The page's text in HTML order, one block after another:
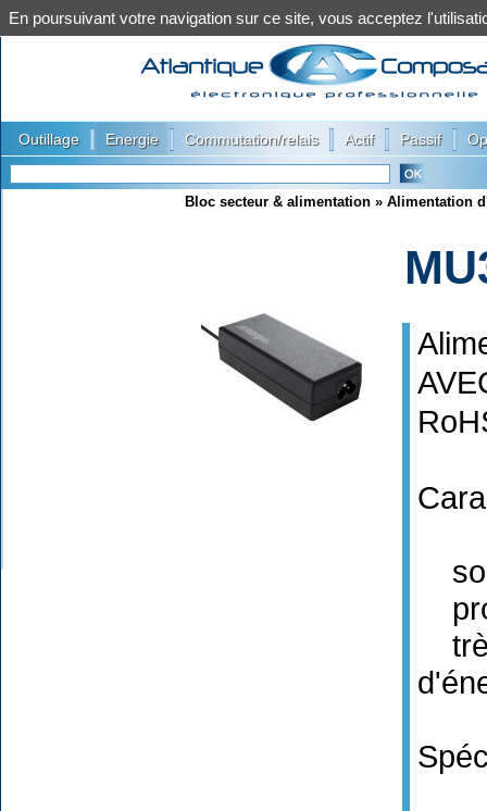
Outillage Energie Commutation/relais Actif Passif
Bloc secteur & alimentation » Alimentation
En poursuivant votre navigation sur ce site, vous acceptez